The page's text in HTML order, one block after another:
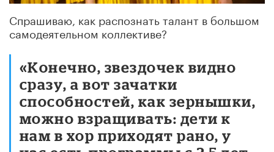
Спрашиваю, как распознать талант в большом
самодеятельном коллективе?
«Конечно, звездочек видно
сразу, а вот зачатки
способностей, как зернышки,
можно взращивать: дети к
нам в хор приходят рано, у